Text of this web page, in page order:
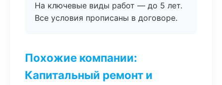
На ключевые виды работ — до 5 лет.
Все условия прописаны в договоре.
Похожие компании:
Капитальный ремонт и